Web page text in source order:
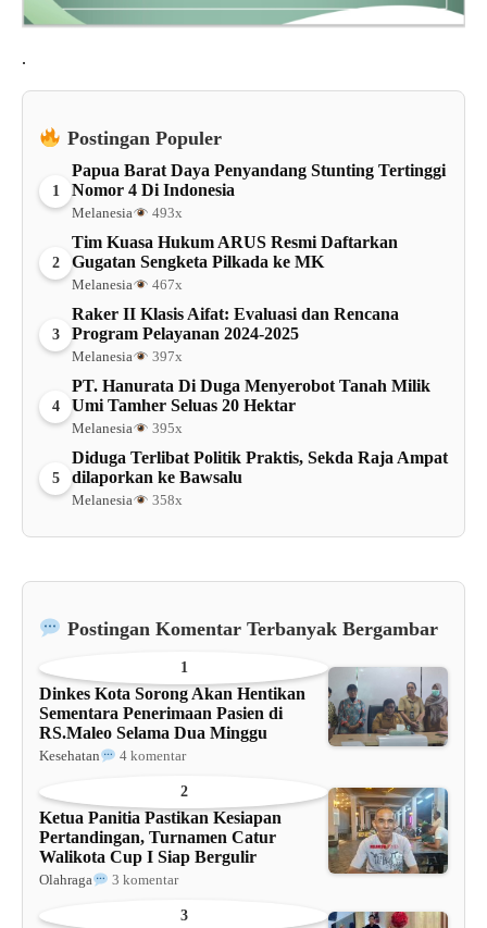
.
Postingan Populer
1
Papua Barat Daya Penyandang Stunting Tertinggi
Nomor 4 Di Indonesia
Melanesia 493x
2
Tim Kuasa Hukum ARUS Resmi Daftarkan
Gugatan Sengketa Pilkada ke MK
Melanesia 467x
3
Raker II Klasis Aifat: Evaluasi dan Rencana
Program Pelayanan 2024-2025
Melanesia 397x
4
PT. Hanurata Di Duga Menyerobot Tanah Milik
Umi Tamher Seluas 20 Hektar
Melanesia 395x
5
Diduga Terlibat Politik Praktis, Sekda Raja Ampat
dilaporkan ke Bawsalu
Melanesia 358x
Postingan Komentar Terbanyak Bergambar
1
Dinkes Kota Sorong Akan Hentikan
Sementara Penerimaan Pasien di
RS.Maleo Selama Dua Minggu
Kesehatan 4 komentar
2
Ketua Panitia Pastikan Kesiapan
Pertandingan, Turnamen Catur
Walikota Cup I Siap Bergulir
Olahraga 3 komentar
3